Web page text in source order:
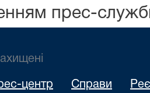
прес-
центр Справи